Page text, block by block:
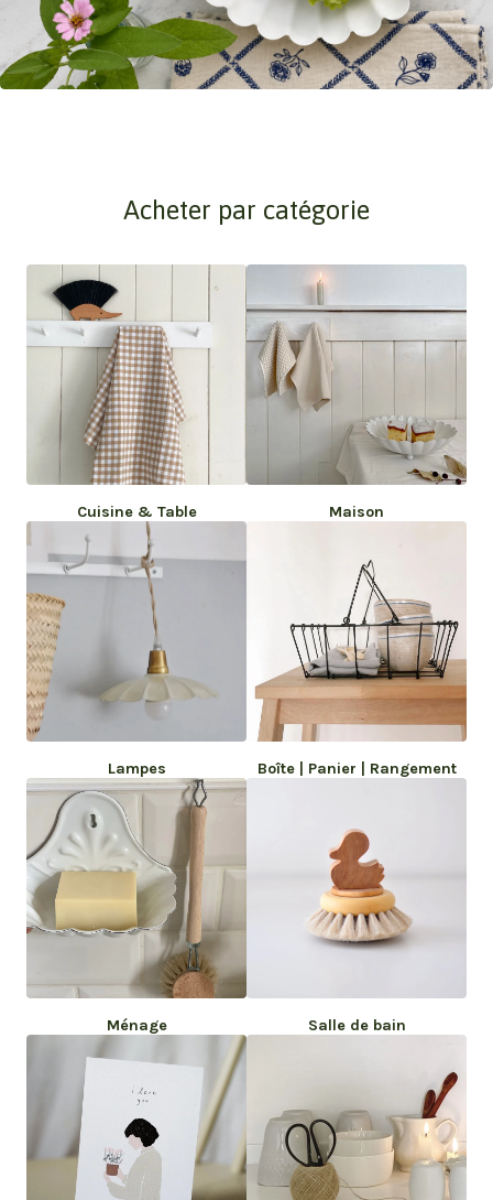
Acheter par catégorie
Cuisine & Table Maison
Lampes Boîte | Panier | Rangement
Ménage Salle de bain